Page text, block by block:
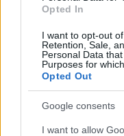
Opted In
I want to opt-out
Retention, Sale,
Personal Data
Purposes for
Opted Out
Google consents
I want to allow
Ha ezt érzed evés